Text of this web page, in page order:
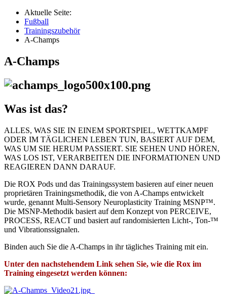
Aktuelle Seite:
Fußball
Trainingszubehör
A-Champs
A-Champs
Was ist das?
ALLES, WAS SIE IN EINEM SPORTSPIEL, WETTKAMPF
ODER IM TÄGLICHEN LEBEN TUN, BASIERT AUF DEM,
WAS UM SIE HERUM PASSIERT. SIE SEHEN UND HÖREN,
WAS LOS IST, VERARBEITEN DIE INFORMATIONEN UND
REAGIEREN DANN DARAUF.
Die ROX Pods und das Trainingssystem basieren auf einer neuen
proprietären Trainingsmethodik, die von A-Champs entwickelt
wurde, genannt Multi-Sensory Neuroplasticity Training MSNP™.
Die MSNP-Methodik basiert auf dem Konzept von PERCEIVE,
PROCESS, REACT und basiert auf randomisierten Licht-, Ton-™
und Vibrationssignalen.
Binden auch Sie die A-Champs in ihr tägliches Training mit ein.
Unter den nachstehendem Link sehen Sie, wie die Rox im
Training eingesetzt werden können: